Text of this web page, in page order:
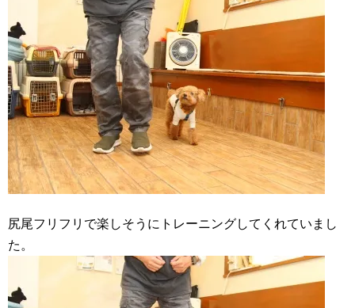
尻尾フリフリで楽しそうにトレーニングしてくれていまし
た。